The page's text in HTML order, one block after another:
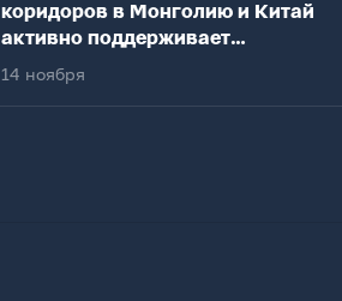
коридоров в Монголию и Китай
активно поддерживает
федеральный центр
14 ноября